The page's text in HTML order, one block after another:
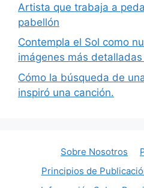
Artista que trabaja a
pabellón
Contempla el Sol como
imágenes más
Cómo la búsqueda de
inspiró una canción.
Sobre Nosotros
Principios de